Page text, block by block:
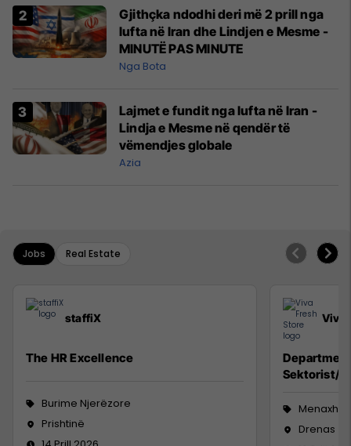
Gjithçka ndodhi deri më 2 prill nga
lufta në Iran dhe Lindjen e Mesme -
MINUTË PAS MINUTE
Nga Bota
Lajmet e fundit nga lufta në Iran -
Lindja e Mesme në qendër të
vëmendjes globale
Azia
Jobs Real Estate
staffiX
The HR Excellence
Burime Njerëzore
Prishtinë
Viva
Sektorist/
Drenas